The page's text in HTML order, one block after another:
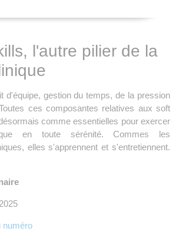
l'autre pilier de la
d'équipe, gestion du temps, de la pression
ces composantes relatives aux soft
comme essentielles pour exercer
en toute sérénité. Commes les
elles s'apprennent et s'entretiennent.
numéro